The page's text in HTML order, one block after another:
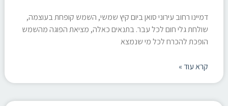
דמיינו רחוב עירוני סואן ביום קיץ שמשי, השמש קופחת בעוצמה,
שולחת גלי חום לכל עבר. בתנאים כאלה, מציאת הפוגה מהשמש
הופכת להכרח לכל מי שנמצא
קרא עוד »